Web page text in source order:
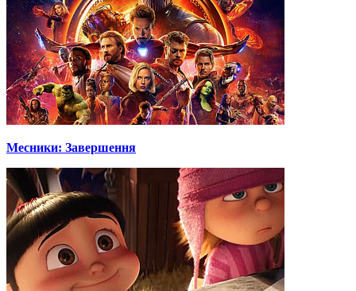
Месники: Завершення